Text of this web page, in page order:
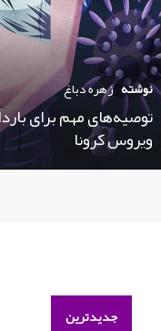
نوشته زهره دباغ
توصیه‌های مهم برای
ویروس کرونا
جدیدترین